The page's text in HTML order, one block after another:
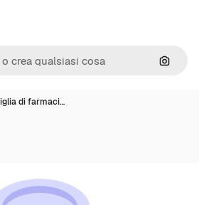
Cerca
di farmaci…